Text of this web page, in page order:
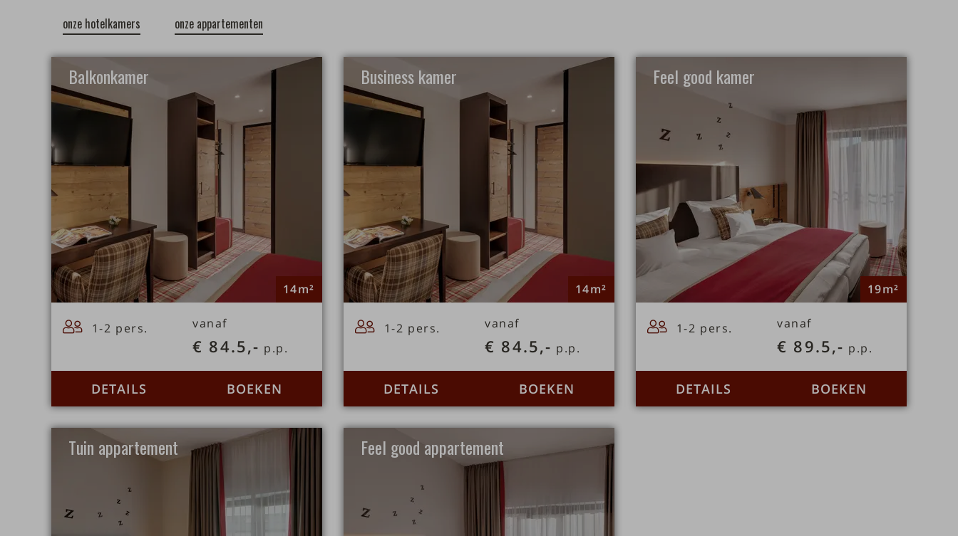
onze hotelkamers onze appartementen
Balkonkamer
14m²
1-2 pers. vanaf
€ 84.5,- p.p.
DETAILS BOEKEN
Business kamer
14m²
1-2 pers. vanaf
€ 84.5,- p.p.
DETAILS BOEKEN
Feel good kamer
19m²
1-2 pers. vanaf
€ 89.5,- p.p.
DETAILS BOEKEN
Tuin appartement Feel good appartement